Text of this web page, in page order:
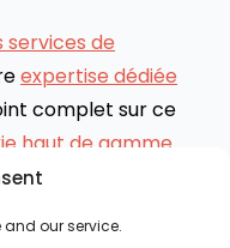
and our service.
services de
expertise dédiée
complet sur ce
haut de gamme